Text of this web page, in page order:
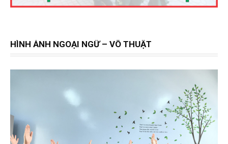
HÌNH ẢNH NGOẠI NGỮ – VÕ THUẬT